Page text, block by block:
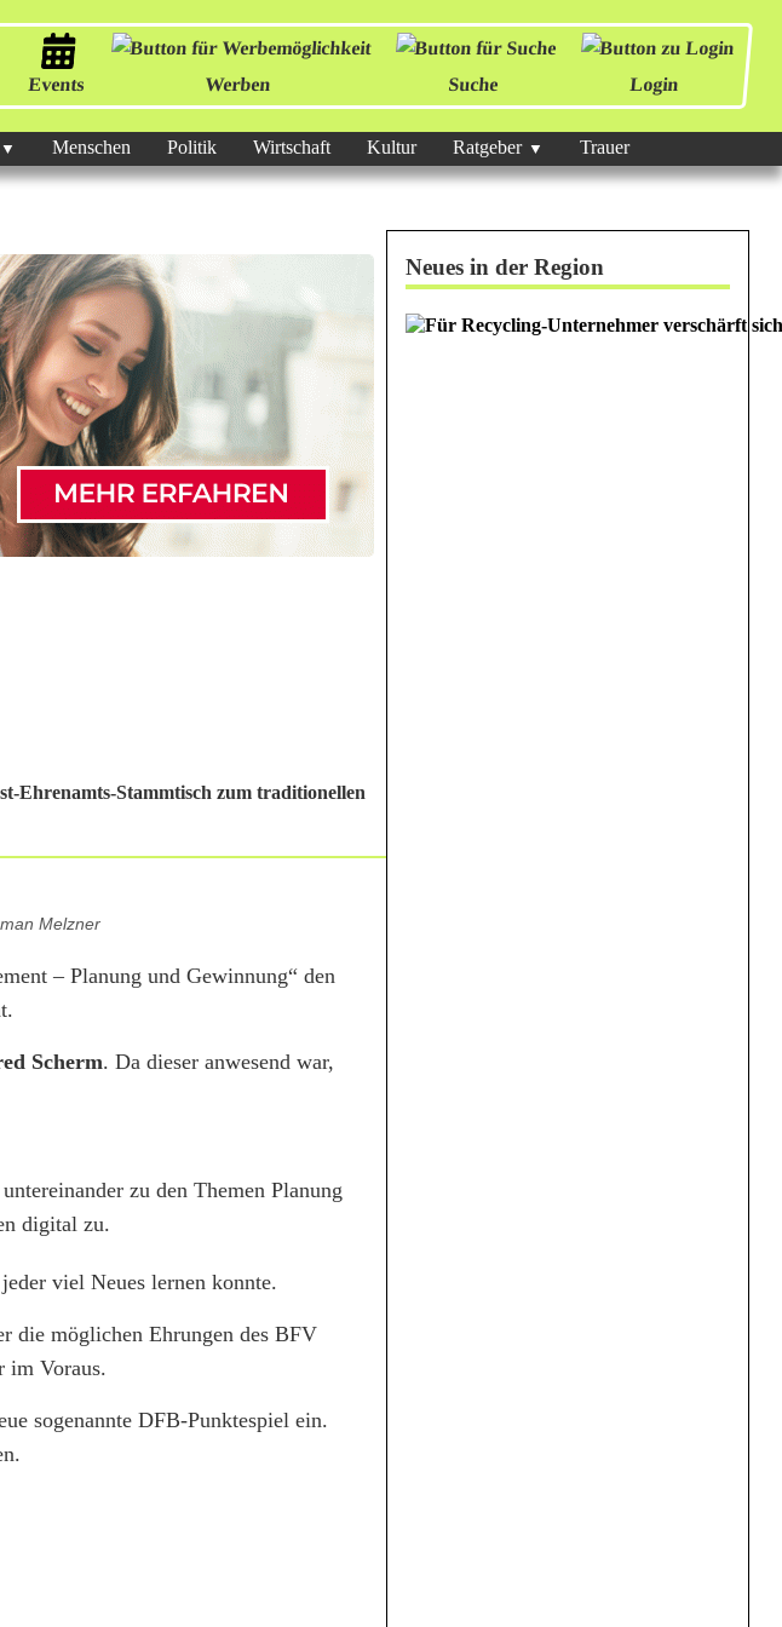
Events Werben Suche Login
Menschen Politik Wirtschaft Kultur Ratgeber Trauer
Ehrenamts-Stammtisch zum traditionellen
Melzner
– Planung und Gewinnung“ den
Scherm. Da dieser anwesend war,
zu den Themen Planung
digital zu.
viel Neues lernen konnte.
die möglichen Ehrungen des BFV
im Voraus.
sogenannte DFB-Punktespiel ein.
Neues in der Region